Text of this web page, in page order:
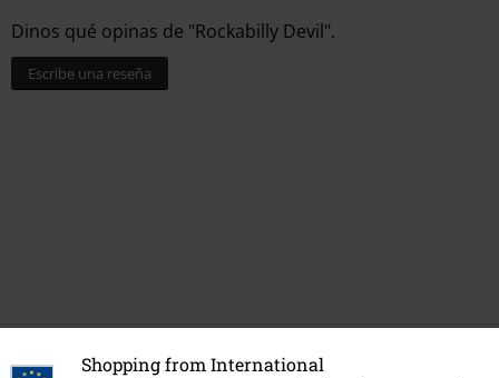
Shopping from International
Dinos qué opinas de "Rockabilly Devil".
Escribe una reseña
Última visita